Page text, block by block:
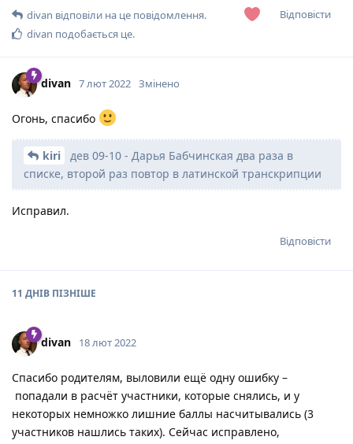
Відповісти
divan відповіли на це повідомлення.
divan подобається це.
divan 7 лют 2022 Змінено
Огонь, спасибо
kiri
дев 09-10 - Дарья Бабчинская два раза в
списке, второй раз повтор в латинской транскрипции
Исправил.
Відповісти
11 ДНІВ ПІЗНІШЕ
divan 18 лют 2022
Спасибо родителям, выловили ещё одну ошибку –
попадали в расчёт участники, которые снялись, и у
некоторых немножко лишние баллы насчитывались (3
участников нашлись таких). Сейчас исправлено,